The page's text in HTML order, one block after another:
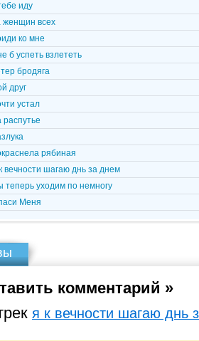
иду
женщин всех
ко мне
б успеть взлететь
бродяга
друг
устал
рябиная
вечности шагаю днь за днем
уходим по немногу
Меня
комментарий »
я к вечности шагаю днь